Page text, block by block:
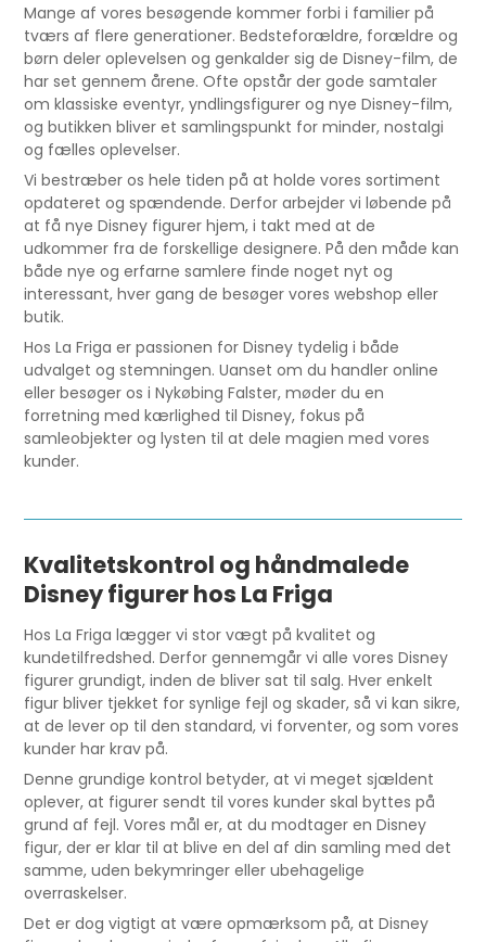
Mange af vores besøgende kommer forbi i familier på
tværs af flere generationer. Bedsteforældre, forældre og
børn deler oplevelsen og genkalder sig de Disney-film, de
har set gennem årene. Ofte opstår der gode samtaler
om klassiske eventyr, yndlingsfigurer og nye Disney-film,
og butikken bliver et samlingspunkt for minder, nostalgi
og fælles oplevelser.
Vi bestræber os hele tiden på at holde vores sortiment
opdateret og spændende. Derfor arbejder vi løbende på
at få nye Disney figurer hjem, i takt med at de
udkommer fra de forskellige designere. På den måde kan
både nye og erfarne samlere finde noget nyt og
interessant, hver gang de besøger vores webshop eller
butik.
Hos La Friga er passionen for Disney tydelig i både
udvalget og stemningen. Uanset om du handler online
eller besøger os i Nykøbing Falster, møder du en
forretning med kærlighed til Disney, fokus på
samleobjekter og lysten til at dele magien med vores
kunder.
Kvalitetskontrol og håndmalede
Disney figurer hos La Friga
Hos La Friga lægger vi stor vægt på kvalitet og
kundetilfredshed. Derfor gennemgår vi alle vores Disney
figurer grundigt, inden de bliver sat til salg. Hver enkelt
figur bliver tjekket for synlige fejl og skader, så vi kan sikre,
at de lever op til den standard, vi forventer, og som vores
kunder har krav på.
Denne grundige kontrol betyder, at vi meget sjældent
oplever, at figurer sendt til vores kunder skal byttes på
grund af fejl. Vores mål er, at du modtager en Disney
figur, der er klar til at blive en del af din samling med det
samme, uden bekymringer eller ubehagelige
overraskelser.
Det er dog vigtigt at være opmærksom på, at Disney